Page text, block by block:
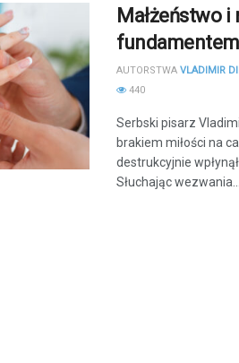
Małżeństwo
AUTORSTWA VLADIMIR
440
Serbski pisarz
brakiem miłości na
destrukcyjnie
Słuchając wezwania...